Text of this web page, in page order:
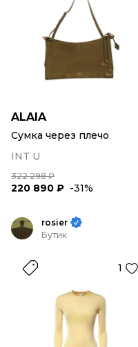
ALAIA
Сумка через плечо
INT U
322 298 ₽
220 890 ₽ -31%
rosier
Бутик
1